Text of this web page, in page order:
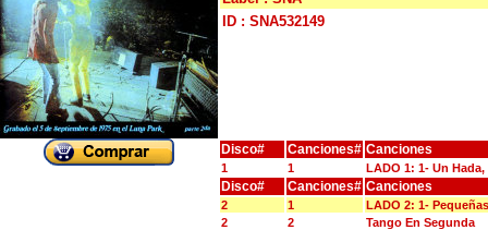
ID : SNA532149
Disco# Canciones# Canciones
1 1 LADO 1: 1- Un
Disco# Canciones# Canciones
2 1
LADO 2: 1-
2
2
Tango En Segunda